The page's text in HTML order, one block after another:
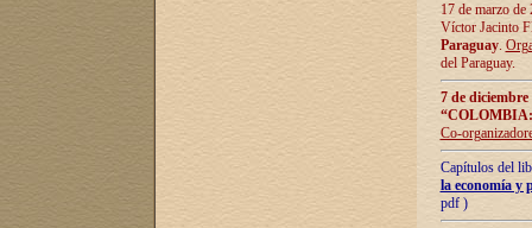
17 de marzo
Víctor Jacinto
Paraguay.
del Paraguay.
7 de
Co-
Capítulos del
la economía y
pdf )